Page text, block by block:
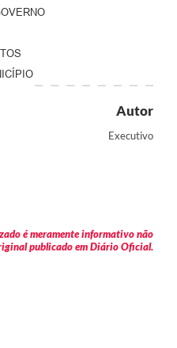
Autor
Executivo
é meramente informativo não
publicado em Diário Oficial.